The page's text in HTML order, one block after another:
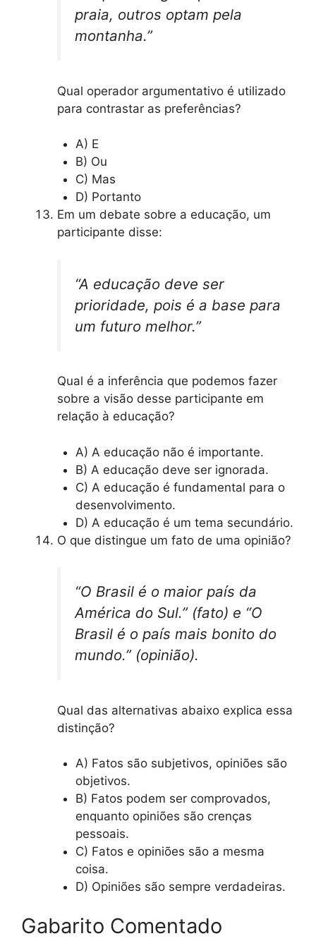
praia, outros optam pela
montanha.”
Qual operador argumentativo é utilizado
para contrastar as preferências?
A) E
B) Ou
C) Mas
D) Portanto
Em um debate sobre a educação, um
participante disse:
“A educação deve ser
prioridade, pois é a base para
um futuro melhor.”
Qual é a inferência que podemos fazer
sobre a visão desse participante em
relação à educação?
A) A educação não é importante.
B) A educação deve ser ignorada.
C) A educação é fundamental para o
desenvolvimento.
D) A educação é um tema secundário.
O que distingue um fato de uma opinião?
“O Brasil é o maior país da
América do Sul.” (fato) e “O
Brasil é o país mais bonito do
mundo.” (opinião).
Qual das alternativas abaixo explica essa
distinção?
A) Fatos são subjetivos, opiniões são
objetivos.
B) Fatos podem ser comprovados,
enquanto opiniões são crenças
pessoais.
C) Fatos e opiniões são a mesma
coisa.
D) Opiniões são sempre verdadeiras.
Gabarito Comentado